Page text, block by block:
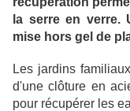
la serre en verre.
mise hors gel de
Les jardins
d'une clôture en
pour récupérer les